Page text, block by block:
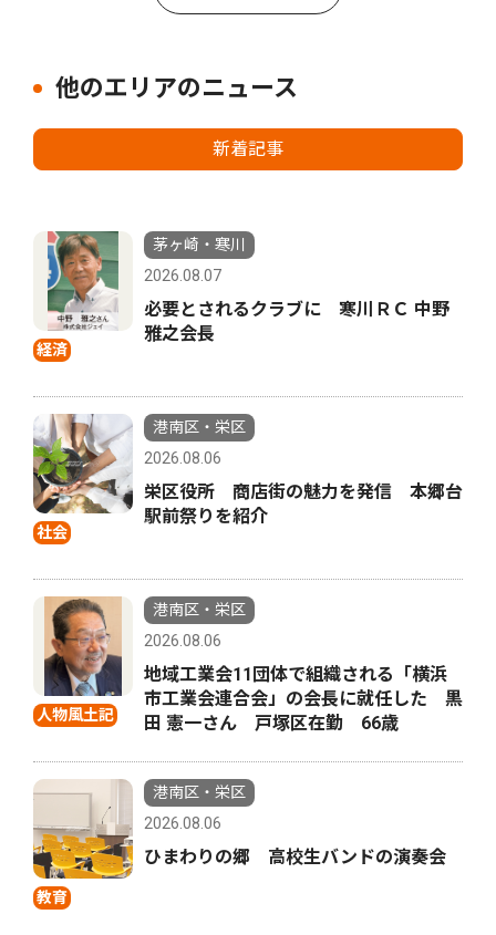
他のエリアのニュース
新着記事
経済
茅ヶ崎・寒川
2026.08.07
必要とされるクラブに 寒川ＲＣ 中野
雅之会長
社会
港南区・栄区
2026.08.06
栄区役所 商店街の魅力を発信 本郷台
駅前祭りを紹介
人物風土記
港南区・栄区
2026.08.06
地域工業会11団体で組織される「横浜
市工業会連合会」の会長に就任した 黒
田 憲一さん 戸塚区在勤 66歳
教育
港南区・栄区
2026.08.06
ひまわりの郷 高校生バンドの演奏会